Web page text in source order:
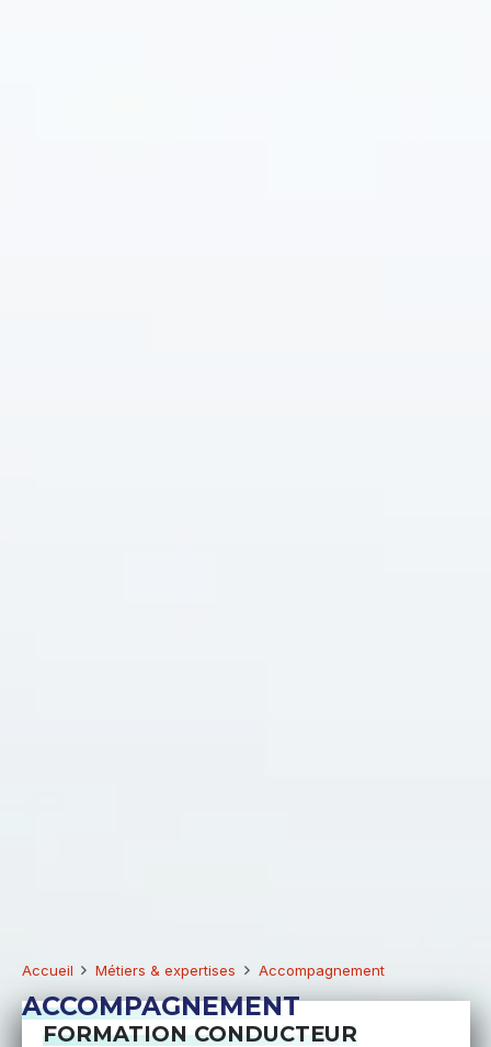
Accueil Métiers & expertises Accompagnement
ACCOMPAGNEMENT
FORMATION CONDUCTEUR